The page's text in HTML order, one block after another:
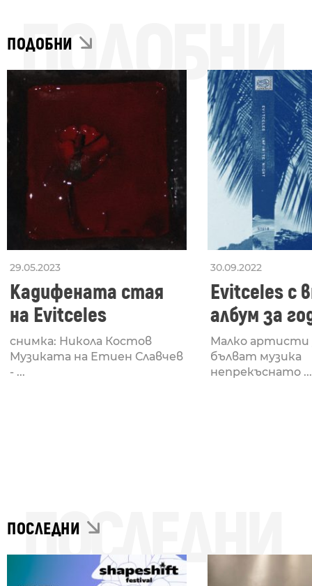
ПОДОБНИ
ПОДОБНИ
29.05.2023
Кадифената стая
на Evitceles
снимка: Никола Костов
Музиката на Етиен Славчев
- ...
30.09.2022
Evitceles с
албум за
Infinite
Малко артисти
бълват музика
непрекъснато ...
ПОСЛЕДНИ
ПОСЛЕДНИ